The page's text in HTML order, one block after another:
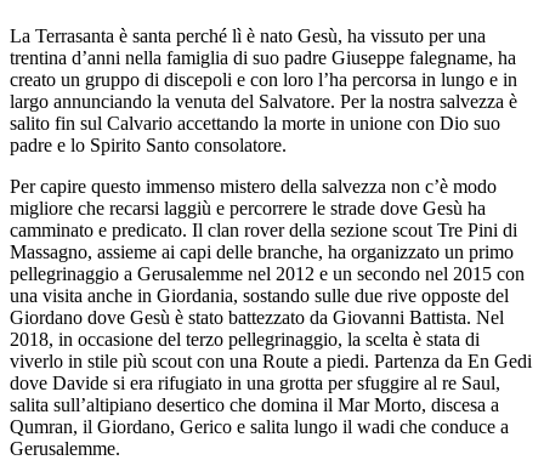
La Terrasanta è santa perché lì è nato Gesù, ha vissuto per una
trentina d’anni nella famiglia di suo padre Giuseppe falegname, ha
creato un gruppo di discepoli e con loro l’ha percorsa in lungo e in
largo annunciando la venuta del Salvatore. Per la nostra salvezza è
salito fin sul Calvario accettando la morte in unione con Dio suo
padre e lo Spirito Santo consolatore.
Per capire questo immenso mistero della salvezza non c’è modo
migliore che recarsi laggiù e percorrere le strade dove Gesù ha
camminato e predicato. Il clan rover della sezione scout Tre Pini di
Massagno, assieme ai capi delle branche, ha organizzato un primo
pellegrinaggio a Gerusalemme nel 2012 e un secondo nel 2015 con
una visita anche in Giordania, sostando sulle due rive opposte del
Giordano dove Gesù è stato battezzato da Giovanni Battista. Nel
2018, in occasione del terzo pellegrinaggio, la scelta è stata di
viverlo in stile più scout con una Route a piedi. Partenza da En Gedi
dove Davide si era rifugiato in una grotta per sfuggire al re Saul,
salita sull’altipiano desertico che domina il Mar Morto, discesa a
Qumran, il Giordano, Gerico e salita lungo il wadi che conduce a
Gerusalemme.